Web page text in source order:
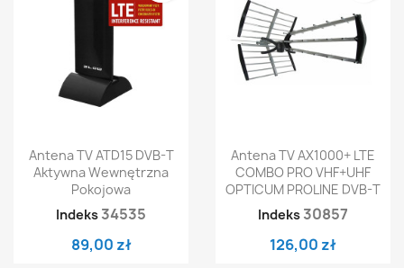
Antena TV ATD15 DVB-T
Aktywna Wewnętrzna
Pokojowa
Indeks 34535
89,00 zł
Antena TV AX1000+ LTE
COMBO PRO VHF+UHF
OPTICUM PROLINE DVB-T
Indeks 30857
126,00 zł